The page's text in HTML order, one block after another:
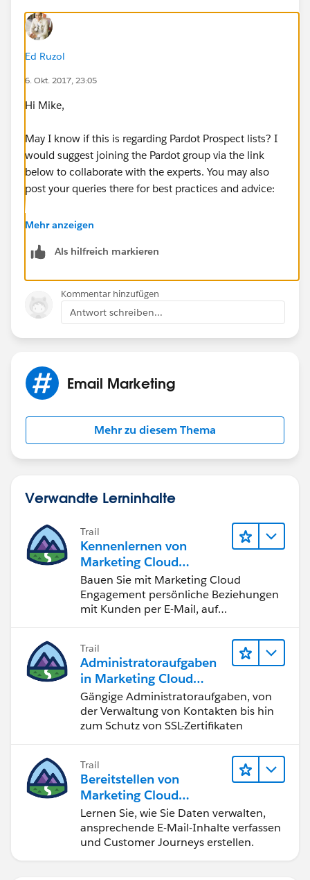
Ed Ruzol
6. Okt. 2017, 23:05
Hi Mike,
May I know if this is regarding Pardot Prospect lists? I
would suggest joining the Pardot group via the link
below to collaborate with the experts. You may also
post your queries there for best practices and advice:
https://success.salesforce.com/featuredGroupDetail?
Mehr anzeigen
Als hilfreich markieren
Kommentar hinzufügen
Antwort schreiben...
Email Marketing
Mehr zu diesem Thema
Verwandte Lerninhalte
Trail
Kennenlernen von
Marketing Cloud
Engagement
Bauen Sie mit Marketing Cloud
Engagement persönliche Beziehungen
mit Kunden per E-Mail, auf
Werbung und im Internet auf.
Trail
Administratoraufgaben
in Marketing Cloud
Engagement
Gängige Administratoraufgaben, von
der Verwaltung von Kontakten bis hin
zum Schutz von SSL-Zertifikaten
Trail
Bereitstellen von
Marketing Cloud
Engagement
Lernen Sie, wie Sie Daten verwalten,
ansprechende E-Mail-Inhalte verfassen
und Customer Journeys erstellen.